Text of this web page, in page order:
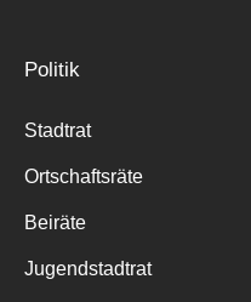
Politik
Stadtrat
Ortschaftsräte
Beiräte
Jugendstadtrat